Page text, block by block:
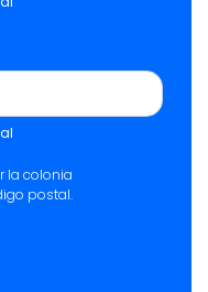
la colonia
postal.